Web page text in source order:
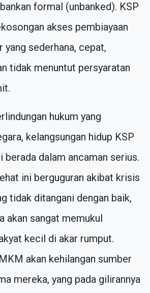
formal (unbanked). KSP
akses pembiayaan
yang sederhana, cepat,
tidak menuntut persyaratan
hukum yang
kelangsungan hidup KSP
dalam ancaman serius.
ini berguguran akibat krisis
tidak ditangani dengan baik,
akan sangat memukul
kecil di akar rumput.
akan kehilangan sumber
mereka, yang pada gilirannya